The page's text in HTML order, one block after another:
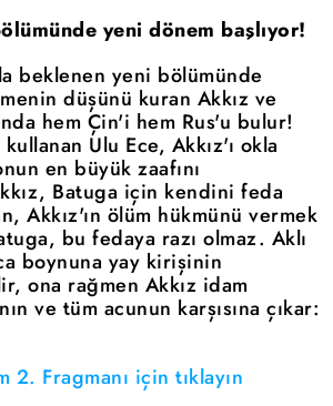
yeni dönem başlıyor!
beklenen yeni bölümünde
düşünü kuran Akkız ve
hem Çin'i hem Rus'u bulur!
Ulu Ece, Akkız'ı okla
en büyük zaafını
Batuga için kendini feda
Akkız'ın ölüm hükmünü vermek
bu fedaya razı olmaz. Aklı
boynuna yay kirişinin
ona rağmen Akkız idam
ve tüm acunun karşısına çıkar:
2. Fragmanı için tıklayın